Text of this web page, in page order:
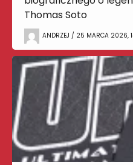
Thomas Soto
ANDRZEJ / 25 MARCA 2026,